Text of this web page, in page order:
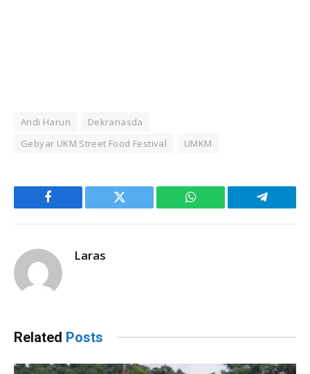
Andi Harun
Dekranasda
Gebyar UKM Street Food Festival
UMKM
Facebook Twitter WhatsApp Telegram
Laras
Related Posts